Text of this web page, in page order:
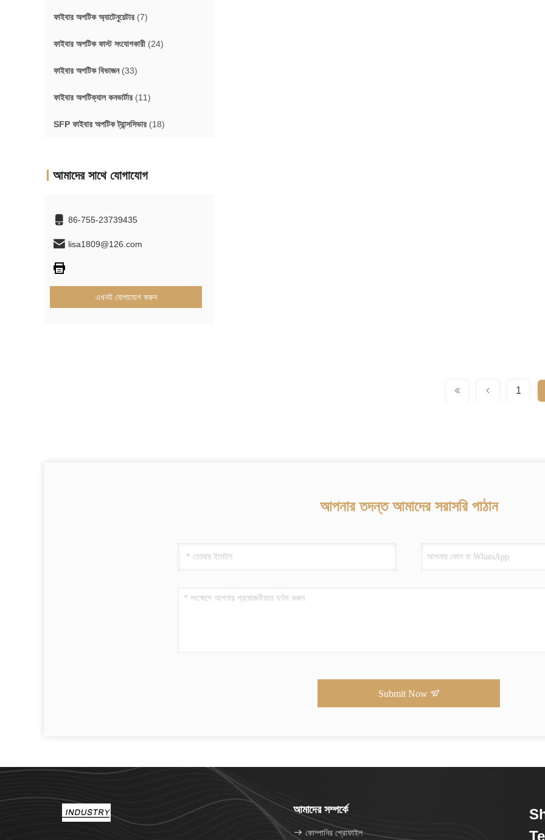
ফাইবার অপটিক অ্যাটেনুয়েটার (7)
ফাইবার অপটিক ফাস্ট সংযোগকারী (24)
ফাইবার অপটিক বিভাজন(33)
ফাইবার অপটিক্যাল কনভার্টার (11)
SFP ফাইবার অপটিক ট্রান্সসিভার (18)
আমাদের সাথে যোগাযোগ
86-755-23739435
lisa1809@126.com
এখনই যোগাযোগ করুন
1
আপনার তদন্ত আমাদের সরাসরি পাঠান
Submit Now
আমাদের সম্পর্কে
কোম্পানির প্রোফাইল